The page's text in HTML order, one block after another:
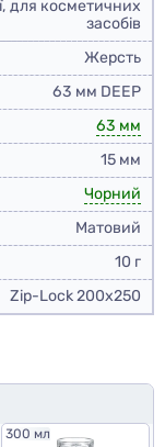
для косметичних
засобів
Жерсть
63 мм DEEP
63 мм
15 мм
Чорний
Матовий
10 г
Zip-Lock 200x250
300 мл